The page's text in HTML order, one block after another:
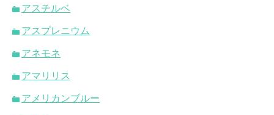
アスチルベ
アスプレニウム
アネモネ
アマリリス
アメリカンブルー